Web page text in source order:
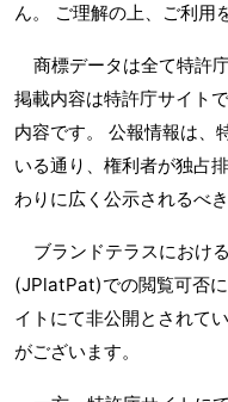
ん。 ご理解の上、ご利用
商標データは全て特許
掲載内容は特許庁サイト
内容です。 公報情報は、
いる通り、権利者が独占
わりに広く公示されるべき
ブランドテラスにおけ
(JPlatPat)での閲覧可否
イトにて非公開とされて
がございます。